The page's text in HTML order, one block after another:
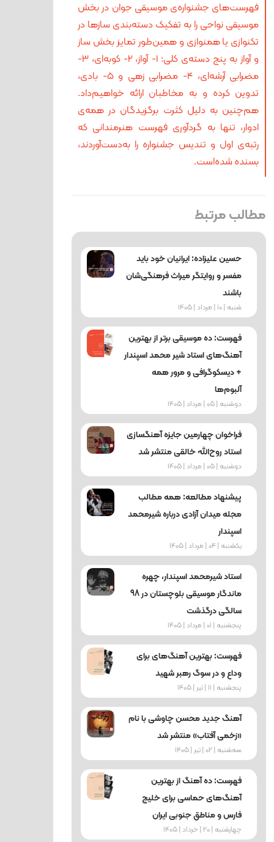
فهرست‌های جشنواره‌ی موسیقی جوان در بخش
موسیقی نواحی را به تفکیک دسته‌بندی سازها در
تکنوازی یا همنوازی و همین‌طور تمایز بخش ساز
و آواز به پنج دسته‌ی کلی: 1- آواز، 2- کوبه‌ای، 3-
مضرابی آرشه‌ای، 4- مضرابی زهی و 5- بادی،
تدوین کرده و به مخاطبان ارائه خواهیم‌داد.
هم‌چنین به دلیل کثرت برگزیدگان در همه‌ی
ادوار، تنها به گردآوری فهرست هنرمندانی که
رتبه‌ی اول و تندیس جشنواره را به‌دست‌آوردند،
بسنده شده‌است.
مطالب مرتبط
حسین علیزاده: ایرانیان خود باید
مفسر و روایتگر میراث فرهنگی‌شان
باشند
شنبه | 10 | مرداد | 1405
فهرست: ده موسیقی برتر از بهترین
آهنگ‌های استاد شیر محمد اسپندار
+ دیسکوگرافی و مرور همه
آلبوم‌ها
دوشنبه | 05 | مرداد | 1405
فراخوان چهارمین جایزه آهنگسازی
استاد روح‌الله خالقی منتشر شد
دوشنبه | 05 | مرداد | 1405
پیشنهاد مطالعه: همه مطالب
مجله میدان آزادی درباره شیرمحمد
اسپندار
یکشنبه | 04 | مرداد | 1405
استاد شیرمحمد اسپندار، چهره
ماندگار موسیقی بلوچستان در 98
سالگی درگذشت
پنجشنبه | 01 | مرداد | 1405
فهرست: بهترین آهنگ‌های برای
وداع و در سوگ رهبر شهید
پنجشنبه | 11 | تیر | 1405
آهنگ جدید محسن چاوشی با نام
«زخمی آفتاب» منتشر شد
ﺳﻪشنبه | 02 | تیر | 1405
فهرست: ده آهنگ از بهترین
آهنگ‌های حماسی برای خلیج
فارس و مناطق جنوبی ایران
چهارشنبه | 20 | خرداد | 1405